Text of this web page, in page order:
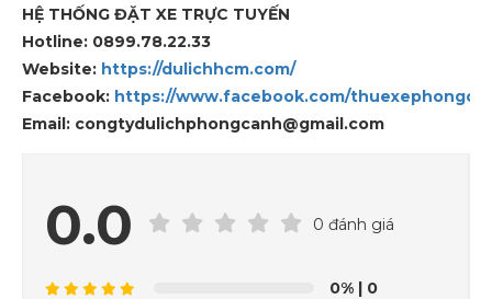
HỆ THỐNG ĐẶT XE TRỰC TUYẾN
Hotline: 0899.78.22.33
Website: https://dulichhcm.com/
Facebook: https://www.facebook.com/
Email: congtydulichphongcanh@gmail.com
0.0 0 đánh giá
0% | 0